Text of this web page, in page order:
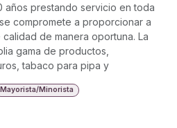
años prestando servicio en toda
compromete a proporcionar a
de manera oportuna. La
gama de productos,
tabaco para pipa y
Mayorista/Minorista